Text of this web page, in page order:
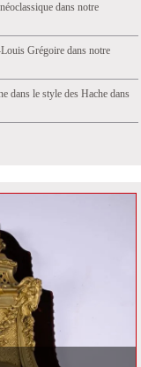
dans notre
Grégoire dans notre
dans le style des Hache dans